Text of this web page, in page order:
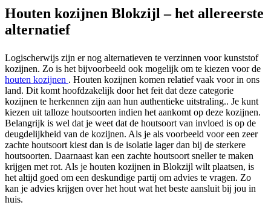
Houten kozijnen Blokzijl – het allereerste
alternatief
Logischerwijs zijn er nog alternatieven te verzinnen voor kunststof
kozijnen. Zo is het bijvoorbeeld ook mogelijk om te kiezen voor de
houten kozijnen . Houten kozijnen komen relatief vaak voor in ons
land. Dit komt hoofdzakelijk door het feit dat deze categorie
kozijnen te herkennen zijn aan hun authentieke uitstraling.. Je kunt
kiezen uit talloze houtsoorten indien het aankomt op deze kozijnen.
Belangrijk is wel dat je weet dat de houtsoort van invloed is op de
deugdelijkheid van de kozijnen. Als je als voorbeeld voor een zeer
zachte houtsoort kiest dan is de isolatie lager dan bij de sterkere
houtsoorten. Daarnaast kan een zachte houtsoort sneller te maken
krijgen met rot. Als je houten kozijnen in Blokzijl wilt plaatsen, is
het altijd goed om een deskundige partij om advies te vragen. Zo
kan je advies krijgen over het hout wat het beste aansluit bij jou in
huis.